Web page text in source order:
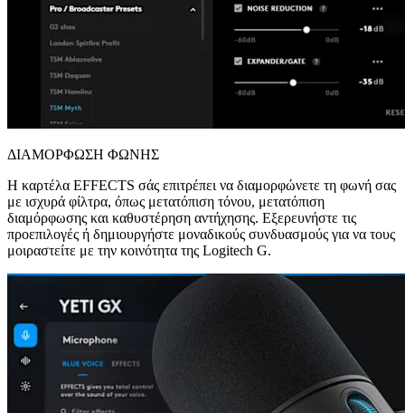
ΔΙΑΜΟΡΦΩΣΗ ΦΩΝΗΣ
Η καρτέλα EFFECTS σάς επιτρέπει να διαμορφώνετε τη φωνή σας
με ισχυρά φίλτρα, όπως μετατόπιση τόνου, μετατόπιση
διαμόρφωσης και καθυστέρηση αντήχησης. Εξερευνήστε τις
προεπιλογές ή δημιουργήστε μοναδικούς συνδυασμούς για να τους
μοιραστείτε με την κοινότητα της Logitech G.